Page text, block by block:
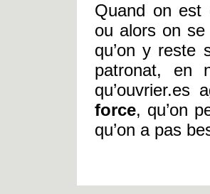
Quand on est
ou alors on
qu’on y reste
patronat, en
qu’ouvrier.es
force, qu’on
qu’on a pas